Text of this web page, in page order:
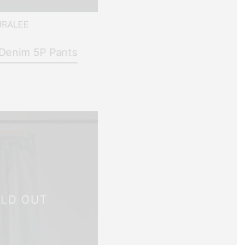
5P Pants
OUT